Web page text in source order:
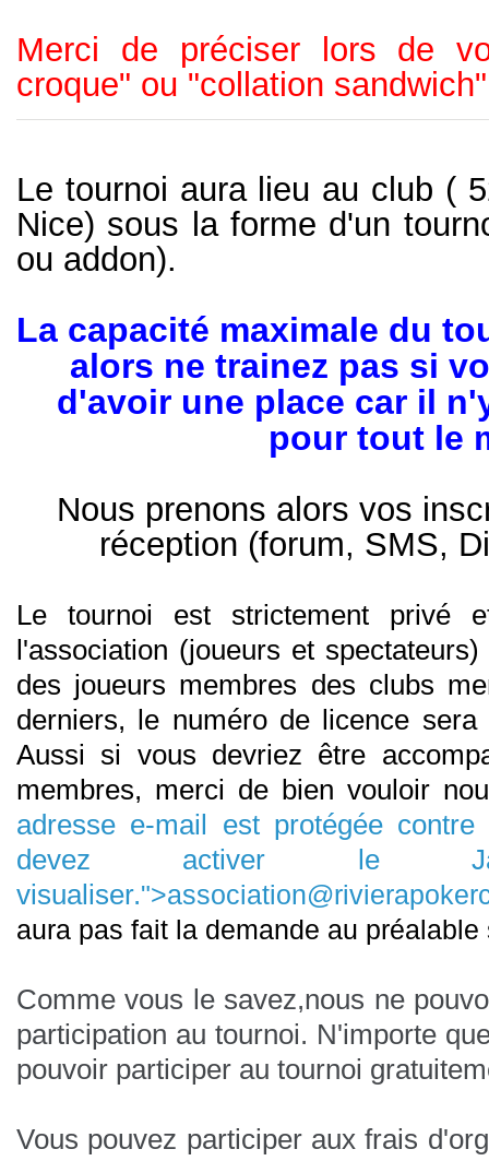
Merci de préciser lors de
croque" ou "collation
Le tournoi aura lieu au club (
Nice) sous la forme d'un
ou addon).
La capacité maximale du
alors ne trainez pas si
d'avoir une place car il
pour tout le
Nous prenons alors vos
réception (forum, SMS,
Le tournoi est strictement privé
l'association (joueurs et
des joueurs membres des clubs
derniers, le numéro de licence
Aussi si vous devriez être
membres, merci de bien vouloir
adresse e-mail est protégée
devez activer le
visualiser.">
aura pas fait la demande au
Comme vous le savez,nous ne
participation au tournoi. N'importe
pouvoir participer au tournoi
Vous pouvez participer aux frais